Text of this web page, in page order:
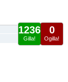
0
Ogilla!
1236
Gilla!